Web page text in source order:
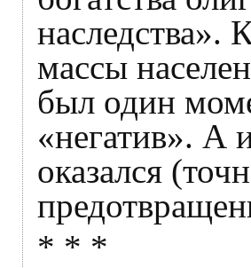
наследства».
массы
был один
«негатив». А
оказался
* * *